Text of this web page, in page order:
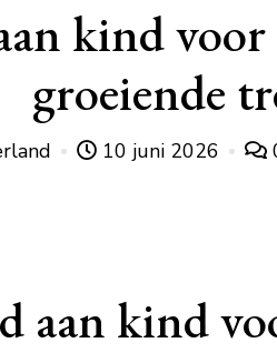
kind
groeiende
10 juni 2026
aan kind